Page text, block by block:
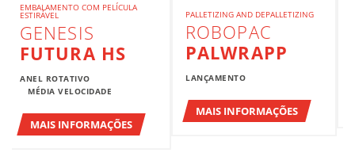
EMBALAMENTO COM PELÍCULA
ESTIRÁVEL
GENESIS
FUTURA HS
ANEL ROTATIVO
MÉDIA VELOCIDADE
MAIS INFORMAÇÕES
PALLETIZING AND DEPALLETIZING
ROBOPAC
PALWRAPP
LANÇAMENTO
MAIS INFORMAÇÕES